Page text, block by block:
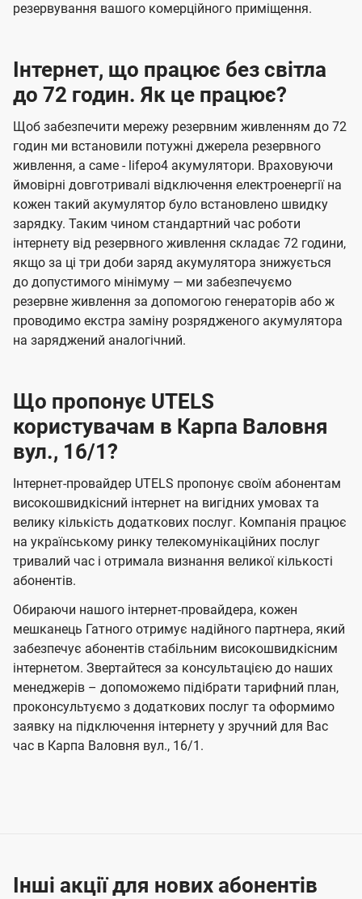
резервування вашого комерційного приміщення.
Інтернет, що працює без світла
до 72 годин. Як це працює?
Щоб забезпечити мережу резервним живленням до 72
годин ми встановили потужні джерела резервного
живлення, а саме - lifepo4 акумулятори. Враховуючи
ймовірні довготривалі відключення електроенергії на
кожен такий акумулятор було встановлено швидку
зарядку. Таким чином стандартний час роботи
інтернету від резервного живлення складає 72 години,
якщо за ці три доби заряд акумулятора знижується
до допустимого мінімуму — ми забезпечуємо
резервне живлення за допомогою генераторів або ж
проводимо екстра заміну розрядженого акумулятора
на заряджений аналогічний.
Що пропонує UTELS
користувачам в Карпа Валовня
вул., 16/1?
Інтернет-провайдер UTELS пропонує своїм абонентам
високошвидкісний інтернет на вигідних умовах та
велику кількість додаткових послуг. Компанія працює
на українському ринку телекомунікаційних послуг
тривалий час і отримала визнання великої кількості
абонентів.
Обираючи нашого інтернет-провайдера, кожен
мешканець Гатного отримує надійного партнера, який
забезпечує абонентів стабільним високошвидкісним
інтернетом. Звертайтеся за консультацією до наших
менеджерів – допоможемо підібрати тарифний план,
проконсультуємо з додаткових послуг та оформимо
заявку на підключення інтернету у зручний для Вас
час в Карпа Валовня вул., 16/1.
Інші акції для нових абонентів